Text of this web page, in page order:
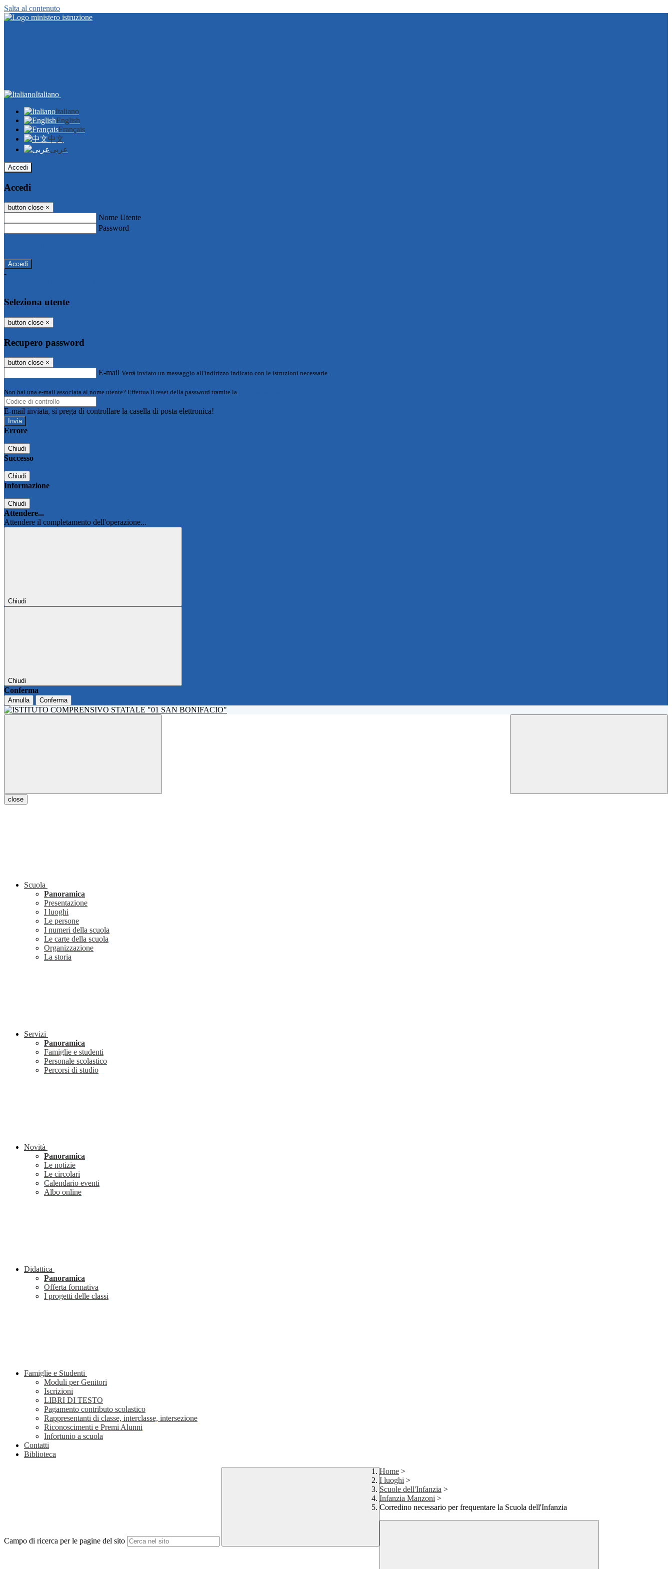
Salta al contenuto
Italiano
Italiano
English
Français
中文
عربى
Accedi
Accedi
button close ×
Nome Utente
Password
-
Seleziona utente
button close ×
Recupero password
button close ×
E-mail Verrà inviato un messaggio all'indirizzo indicato con le istruzioni necessarie.
Non hai una e-mail associata al nome utente? Effettua il reset della password tramite la
E-mail inviata, si prega di controllare la casella di posta elettronica!
Errore
Chiudi
Successo
Chiudi
Informazione
Chiudi
Attendere...
Attendere il completamento dell'operazione...
Chiudi
Chiudi
Conferma
Annulla Conferma
close
Scuola
Panoramica
Presentazione
I luoghi
Le persone
I numeri della scuola
Le carte della scuola
Organizzazione
La storia
Servizi
Panoramica
Famiglie e studenti
Personale scolastico
Percorsi di studio
Novità
Panoramica
Le notizie
Le circolari
Calendario eventi
Albo online
Didattica
Panoramica
Offerta formativa
I progetti delle classi
Famiglie e Studenti
Moduli per Genitori
Iscrizioni
LIBRI DI TESTO
Pagamento contributo scolastico
Rappresentanti di classe, interclasse, intersezione
Riconoscimenti e Premi Alunni
Infortunio a scuola
Contatti
Biblioteca
Campo di ricerca per le pagine del sito
Home >
I luoghi >
Scuole dell'Infanzia >
Infanzia Manzoni >
Corredino necessario per frequentare la Scuola dell'Infanzia